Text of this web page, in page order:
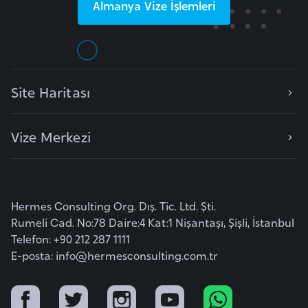
Almanya Vize İşlemleri
Site Haritası
Vize Merkezi
Hermes Consulting Org. Dış. Tic. Ltd. Şti.
Rumeli Cad. No:78 Daire:4 Kat:1 Nişantaşı, Şişli, İstanbul
Telefon: +90 212 287 1111
E-posta: info@hermesconsulting.com.tr
p
l
d
i
ş
S